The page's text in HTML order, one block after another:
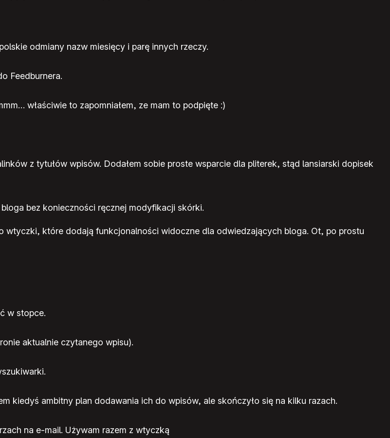
odmiany nazw miesięcy i parę innych rzeczy.
Feedburnera.
właściwie to zapomniałem, ze mam to podpięte :)
z tytułów wpisów. Dodałem sobie proste wsparcie dla pliterek, stąd lansiarski dopisek
bez konieczności ręcznej modyfikacji skórki.
wtyczki, które dodają funkcjonalności widoczne dla odwiedzających bloga. Ot, po prostu
w stopce.
aktualnie czytanego wpisu).
kiedyś ambitny plan dodawania ich do wpisów, ale skończyło się na kilku razach.
na e-mail. Używam razem z wtyczką